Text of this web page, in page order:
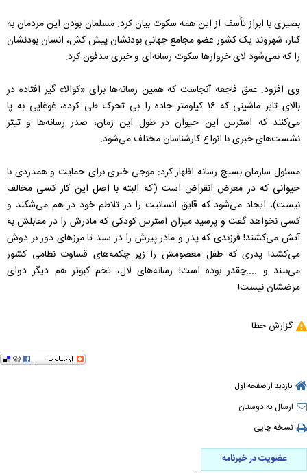
بصیری با ابراز تأسف از این همه سکوت بیان کرد: مسلمان بودن این مردمان به
کنار، شهروند یک کشور عضو مجامع جهانی بودنشان پیش کش، انسان بودنشان
را که نمی‌شود لای خروارها سکوت رسانه‌ای و خبری مدفون کرد.
وی افزود: عمق فاجعه آنجاست که همین رسانه‌ها برای «کوالا» گیر افتاده در
بالای تایر ماشینی که ۱۶ کیلومتر جاده را بی تحرک طی کرده، غوغایی به پا
می‌کنند که استرس این حیوان در طول این زمان، صدر رسانه‌ها و تیتر
نشست‌های خبری با انواع کارشناسان مختلف می‌شود.
مسئول سازمان بسیج رسانه اظهار کرد: موجی خبری برای حمایت و همدردی با
حیوانی که در معرض انقراض است (که البته با اصل این کار کسی مخالف
نیست)، ایجاد می‌شود که قایق انسانیت را در تلاطم خود در هم می‌شکند و
کسی نخواهد گفت و پرسید میزان استرس کودکی که مادرش را در مقابلش به
آتش می‌کشند! فرزندی که پدر و مادر پیرش را در سبد تا مرزهای دور بر دوش
می‌کشد! پدری که طفل معصومش را زیر چکمه‌های قساوت نظامی کشور
می‌بیند و ....چقدر بوده است! رسانه‌های لال، تخم کبوتر هم دیگر دوای
مرضشان نیست!
گزارش خطا
بازدید از صفحه اول
ارسال به دوستان
نسخه چاپی
عضویت در خبرنامه